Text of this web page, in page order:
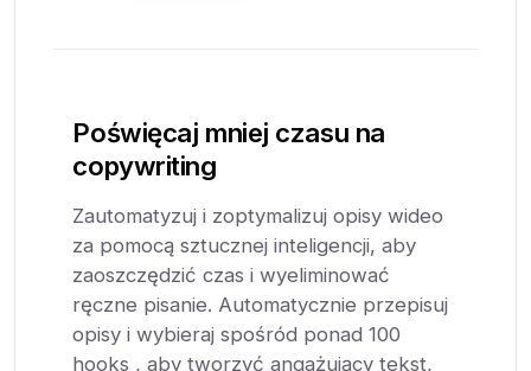
Poświęcaj mniej czasu na
copywriting
Zautomatyzuj i zoptymalizuj opisy wideo
za pomocą sztucznej inteligencji, aby
zaoszczędzić czas i wyeliminować
ręczne pisanie. Automatycznie przepisuj
opisy i wybieraj spośród ponad 100
hooks , aby tworzyć angażujący tekst,